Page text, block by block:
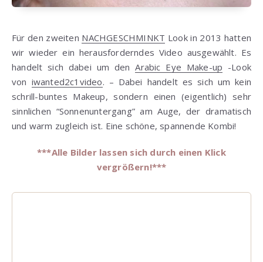
Für den zweiten NACHGESCHMINKT Look in 2013 hatten
wir wieder ein herausforderndes Video ausgewählt. Es
handelt sich dabei um denArabic Eye Make-up -Look
von iwanted2c1video. – Dabei handelt es sich um kein
schrill-buntes Makeup, sondern einen (eigentlich) sehr
sinnlichen “Sonnenuntergang” am Auge, der dramatisch
und warm zugleich ist. Eine schöne, spannende Kombi!
***Alle Bilder lassen sich durch einen Klick
vergrößern!***